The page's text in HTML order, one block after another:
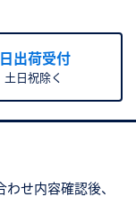
出荷受付
日祝除く
わせ内容確認後、